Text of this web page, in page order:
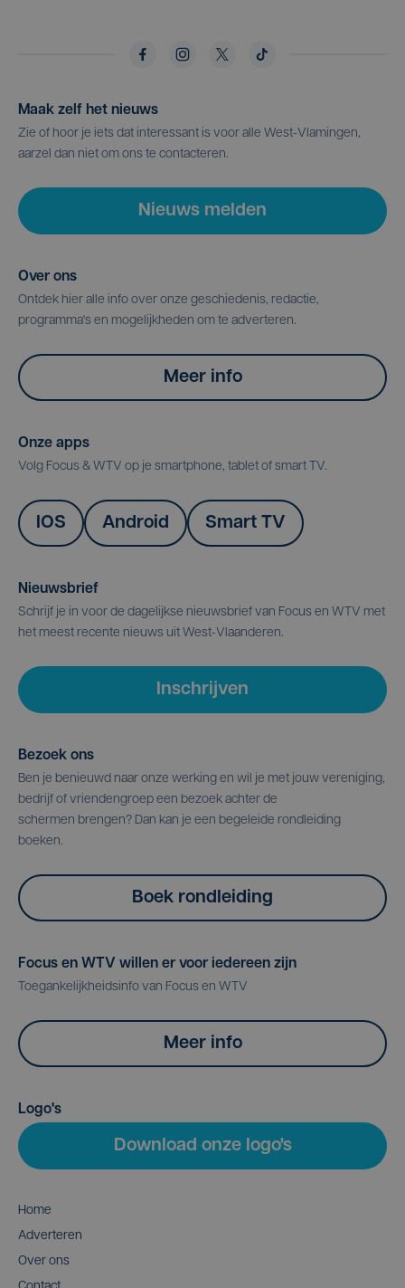
Maak zelf het nieuws
Zie of hoor je iets dat interessant is voor alle West-Vlamingen,
aarzel dan niet om ons te contacteren.
Nieuws melden
Over ons
Ontdek hier alle info over onze geschiedenis, redactie,
programma's en mogelijkheden om te adverteren.
Meer info
Onze apps
Volg Focus & WTV op je smartphone, tablet of smart TV.
IOS Android Smart TV
Nieuwsbrief
Schrijf je in voor de dagelijkse nieuwsbrief van Focus en WTV met
het meest recente nieuws uit West-Vlaanderen.
Inschrijven
Bezoek ons
Ben je benieuwd naar onze werking en wil je met jouw vereniging,
bedrijf of vriendengroep een bezoek achter de
schermen brengen? Dan kan je een begeleide rondleiding
boeken.
Boek rondleiding
Focus en WTV willen er voor iedereen zijn
Toegankelijkheidsinfo van Focus en WTV
Meer info
Logo's
Download onze logo's
Home
Adverteren
Over ons